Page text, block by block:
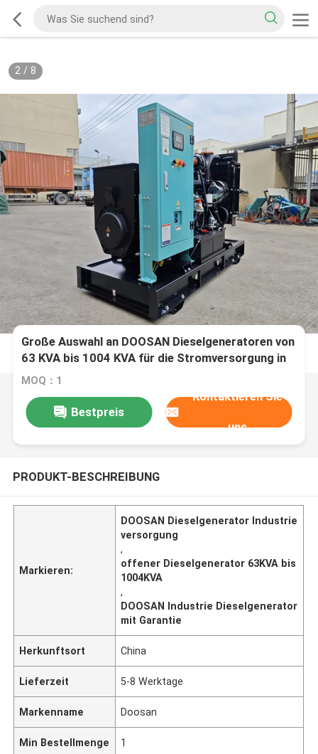
2/ 8
Große Auswahl an DOOSAN Dieselgeneratoren von
63 KVA bis 1004 KVA für die Stromversorgung in
Industrieanlagen
MOQ：1
Bestpreis
Kontaktieren Sie
uns
PRODUKT-BESCHREIBUNG
Markieren:
DOOSAN Dieselgenerator Industrie
versorgung
,
offener Dieselgenerator 63KVA bis
1004KVA
,
DOOSAN Industrie Dieselgenerator
mit Garantie
Herkunftsort China
Lieferzeit 5-8 Werktage
Markenname Doosan
Min Bestellmenge 1